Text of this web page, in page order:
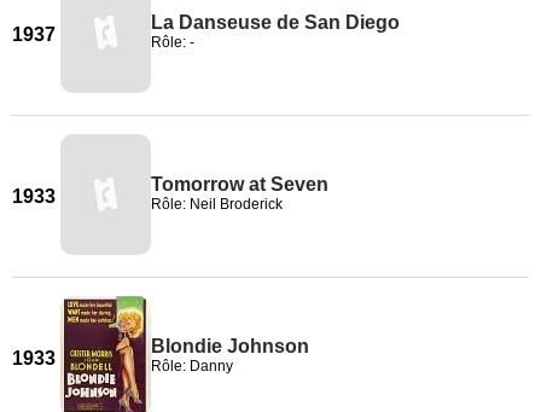
1937
La Danseuse de San Diego
Rôle: -
1933
Tomorrow at Seven
Rôle: Neil Broderick
1933
Blondie Johnson
Rôle: Danny